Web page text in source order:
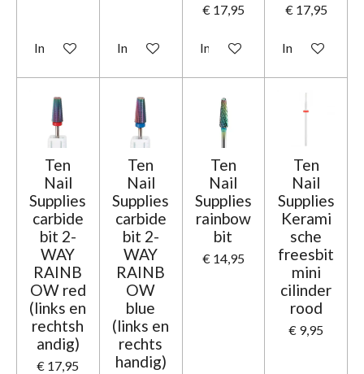
In winkelwagenIn winkelwagen
€ 17,95
In winkelwagen
€ 17,95
In
Ten
Nail
Supplies
carbide
bit 2-
WAY
RAINB
OW red
(links en
rechtsh
andig)
€ 17,95
Ten
Nail
Supplies
carbide
bit 2-
WAY
RAINB
OW
blue
(links en
rechts
handig)
Ten
Nail
Supplies
rainbow
bit
€ 14,95
Ten
Nail
Supplies
Kerami
sche
freesbit
mini
cilinder
rood
€ 9,95